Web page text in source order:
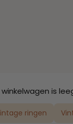
winkelwagen is
ringen